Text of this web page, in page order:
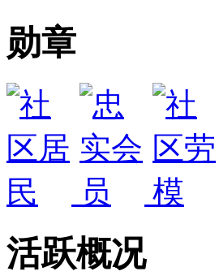
勋章
活跃概况